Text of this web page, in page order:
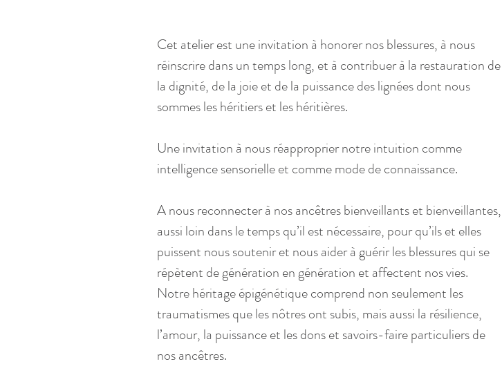
Cet atelier est une invitation à honorer nos blessures, à nous
réinscrire dans un temps long, et à contribuer à la restauration de
la dignité, de la joie et de la puissance des lignées dont nous
sommes les héritiers et les héritières.
Une invitation à nous réapproprier notre intuition comme
intelligence sensorielle et comme mode de connaissance.
A nous reconnecter à nos ancêtres bienveillants et bienveillantes,
aussi loin dans le temps qu’il est nécessaire, pour qu’ils et elles
puissent nous soutenir et nous aider à guérir les blessures qui se
répètent de génération en génération et affectent nos vies.
Notre héritage épigénétique comprend non seulement les
traumatismes que les nôtres ont subis, mais aussi la résilience,
l’amour, la puissance et les dons et savoirs-faire particuliers de
nos ancêtres.